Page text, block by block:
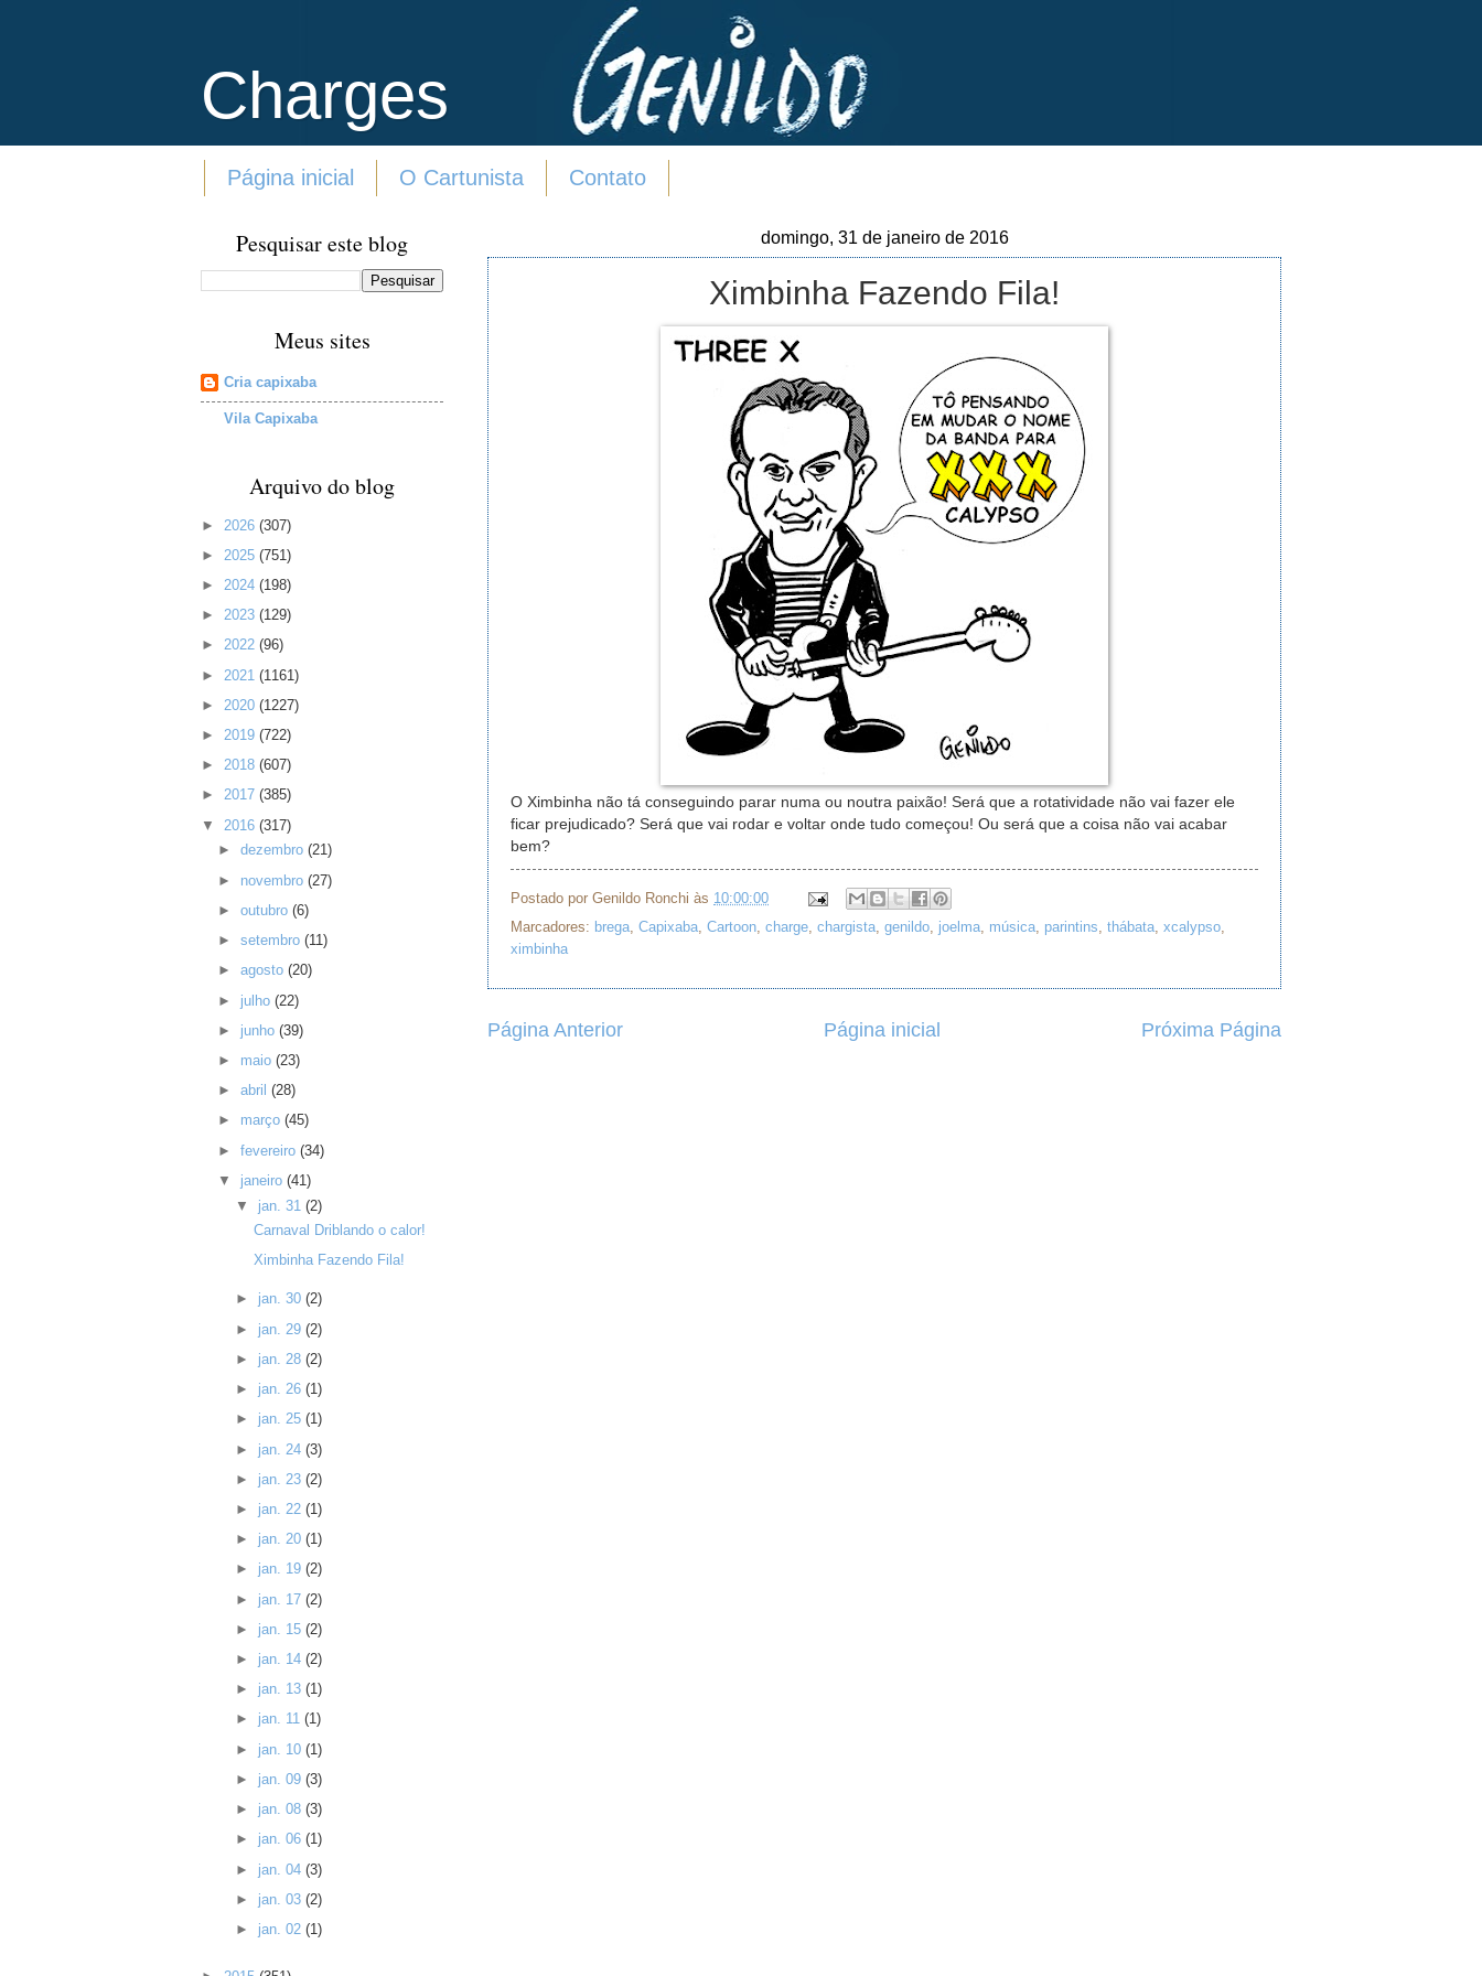
Charges
Página inicial O Cartunista Contato
domingo, 31 de janeiro de 2016
Ximbinha Fazendo Fila!
O Ximbinha não tá conseguindo parar numa ou noutra paixão! Será que a rotatividade não vai fazer ele
ficar prejudicado? Será que vai rodar e voltar onde tudo começou! Ou será que a coisa não vai acabar
bem?
Postado por Genildo Ronchi às 10:00:00
Marcadores: brega, Capixaba, Cartoon, charge, chargista, genildo, joelma, música, parintins, thábata, xcalypso,
ximbinha
Página Anterior Próxima Página
Página inicial
Pesquisar este blog
Meus sites
Cria capixaba
Vila Capixaba
Arquivo do blog
► 2026 (307)
► 2025 (751)
► 2024 (198)
► 2023 (129)
► 2022 (96)
► 2021 (1161)
► 2020 (1227)
► 2019 (722)
► 2018 (607)
► 2017 (385)
▼ 2016 (317)
►dezembro(21)
► novembro(27)
►outubro(6)
►setembro(11)
►agosto(20)
► julho(22)
► junho(39)
► maio(23)
►abril(28)
► março(45)
►fevereiro(34)
▼ janeiro(41)
▼ jan. 31 (2)
Carnaval Driblando o calor!
Ximbinha Fazendo Fila!
► jan. 30 (2)
► jan. 29 (2)
► jan. 28 (2)
► jan. 26 (1)
► jan. 25 (1)
► jan. 24 (3)
► jan. 23 (2)
► jan. 22 (1)
► jan. 20 (1)
► jan. 19 (2)
► jan. 17 (2)
► jan. 15 (2)
► jan. 14 (2)
► jan. 13 (1)
► jan. 11 (1)
► jan. 10 (1)
► jan. 09 (3)
► jan. 08 (3)
► jan. 06 (1)
► jan. 04 (3)
► jan. 03 (2)
► jan. 02 (1)